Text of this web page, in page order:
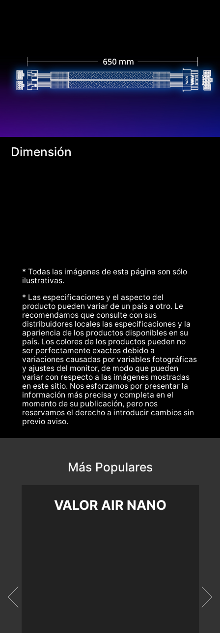
Dimensión
* Todas las imágenes de esta página son sólo
ilustrativas.
* Las especificaciones y el aspecto del
producto pueden variar de un país a otro. Le
recomendamos que consulte con sus
distribuidores locales las especificaciones y la
apariencia de los productos disponibles en su
país. Los colores de los productos pueden no
ser perfectamente exactos debido a
variaciones causadas por variables fotográficas
y ajustes del monitor, de modo que pueden
variar con respecto a las imágenes mostradas
en este sitio. Nos esforzamos por presentar la
información más precisa y completa en el
momento de su publicación, pero nos
reservamos el derecho a introducir cambios sin
previo aviso.
Más Populares
VALOR AIR NANO